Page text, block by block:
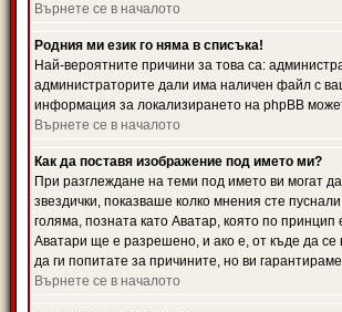
Върнете се в началото
Родния ми език го няма в списъка!
Най-вероятните причини за това са:
администраторите дали има наличен файл с
информация за локализирането на phpBB
Върнете се в началото
Как да поставя изображение под името ми?
При разглеждане на теми под името ви могат
звездички, показваше колко мнения сте
голяма, позната като Аватар, която по
Аватари ще е разрешено, и ако е, от къде да
да ги попитате за причините, но ви
Върнете се в началото